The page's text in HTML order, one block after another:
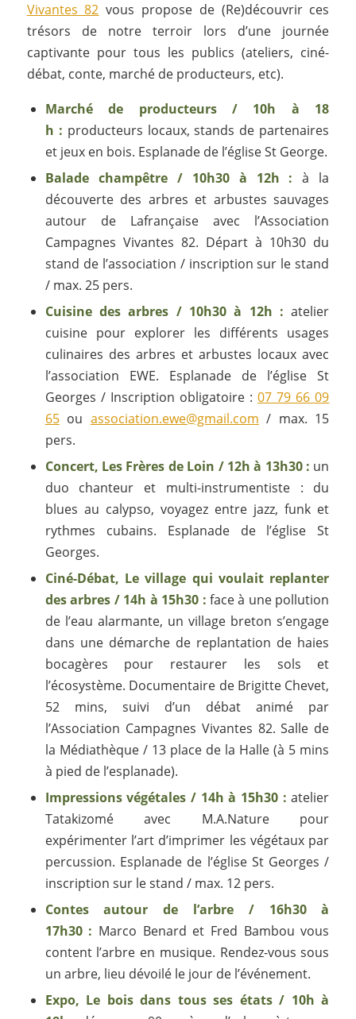
Vivantes 82 vous propose de (Re)découvrir ces
trésors de notre terroir lors d’une journée
captivante pour tous les publics (ateliers, ciné-
débat, conte, marché de producteurs, etc).
Marché de producteurs / 10h à 18
h : producteurs locaux, stands de partenaires
et jeux en bois. Esplanade de l’église St George.
Balade champêtre / 10h30 à 12h : à la
découverte des arbres et arbustes sauvages
autour de Lafrançaise avec l’Association
Campagnes Vivantes 82. Départ à 10h30 du
stand de l’association / inscription sur le stand
/ max. 25 pers.
Cuisine des arbres / 10h30 à 12h : atelier
cuisine pour explorer les différents usages
culinaires des arbres et arbustes locaux avec
l’association EWE. Esplanade de l’église St
Georges / Inscription obligatoire :07 79 66 09
65ou association.ewe@gmail.com / max. 15
pers.
Concert, Les Frères de Loin / 12h à 13h30 : un
duo chanteur et multi-instrumentiste : du
blues au calypso, voyagez entre jazz, funk et
rythmes cubains. Esplanade de l’église St
Georges.
Ciné-Débat, Le village qui voulait replanter
des arbres / 14h à 15h30 : face à une pollution
de l’eau alarmante, un village breton s’engage
dans une démarche de replantation de haies
bocagères pour restaurer les sols et
l’écosystème. Documentaire de Brigitte Chevet,
52 mins, suivi d’un débat animé par
l’Association Campagnes Vivantes 82. Salle de
la Médiathèque / 13 place de la Halle (à 5 mins
à pied de l’esplanade).
Impressions végétales / 14h à 15h30 :atelier
Tatakizomé avec M.A.Nature pour
expérimenter l’art d’imprimer les végétaux par
percussion. Esplanade de l’église St Georges /
inscription sur le stand / max. 12 pers.
Contes autour de l’arbre / 16h30 à
17h30 : Marco Benard et Fred Bambou vous
content l’arbre en musique. Rendez-vous sous
un arbre, lieu dévoilé le jour de l’événement.
Expo, Le bois dans tous ses états / 10h à